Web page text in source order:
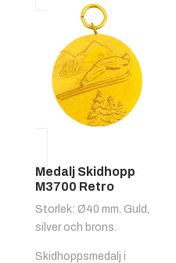
Medalj Skidhopp
M3700 Retro
Storlek: Ø40 mm. Guld,
silver och brons.
Skidhoppsmedalj i